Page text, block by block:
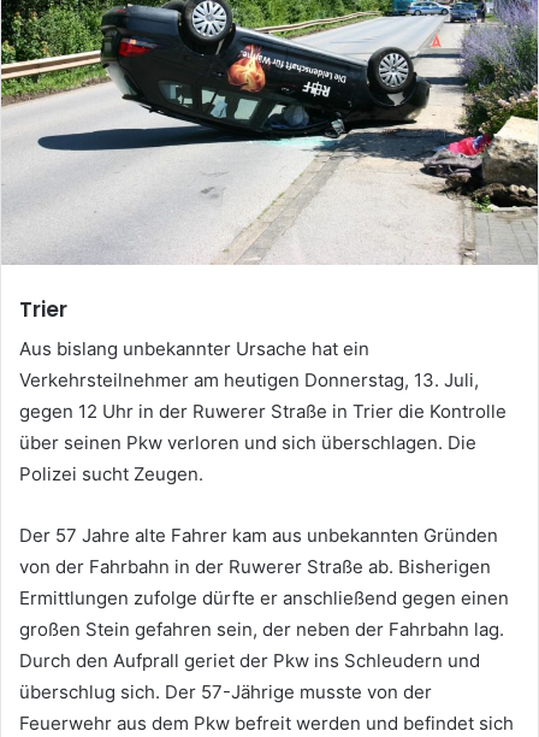
Trier
Aus bislang unbekannter Ursache hat ein
Verkehrsteilnehmer am heutigen Donnerstag, 13. Juli,
gegen 12 Uhr in der Ruwerer Straße in Trier die Kontrolle
über seinen Pkw verloren und sich überschlagen. Die
Polizei sucht Zeugen.
Der 57 Jahre alte Fahrer kam aus unbekannten Gründen
von der Fahrbahn in der Ruwerer Straße ab. Bisherigen
Ermittlungen zufolge dürfte er anschließend gegen einen
großen Stein gefahren sein, der neben der Fahrbahn lag.
Durch den Aufprall geriet der Pkw ins Schleudern und
überschlug sich. Der 57-Jährige musste von der
Feuerwehr aus dem Pkw befreit werden und befindet sich